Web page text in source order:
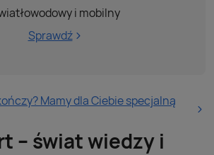
i mobilny
Sprawdź
Mamy dla Ciebie specjalną
– świat wiedzy i